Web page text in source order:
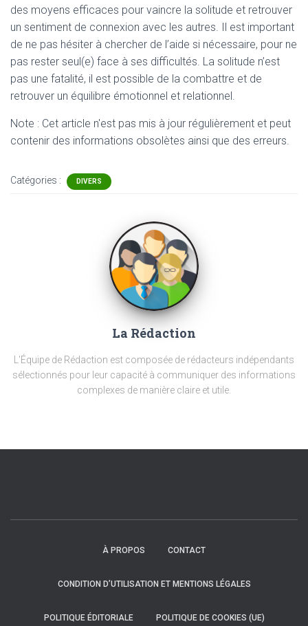
des moyens efficaces pour vaincre la solitude et retrouver
un sentiment de connexion avec les autres. Il est important
de ne pas hésiter à chercher de l’aide si nécessaire, pour ne
pas rester seul(e) face à ses difficultés. La solitude n’est
pas une fatalité, il est possible de la combattre et de
retrouver un équilibre émotionnel et relationnel.
Note : Cet article n'est pas mis à jour régulièrement et peut
contenir des informations obsolètes ainsi que des erreurs.
Catégories : DIVERS
La Rédaction
L'Équipe de Rédaction est composée de rédacteurs indépendants
sélectionnés pour leur capacité à communiquer des informations
complexes de manière claire et utile.
À PROPOS CONTACT
CONDITION D’UTILISATION ET MENTIONS LÉGALES
POLITIQUE ÉDITORIALE POLITIQUE DE COOKIES (UE)